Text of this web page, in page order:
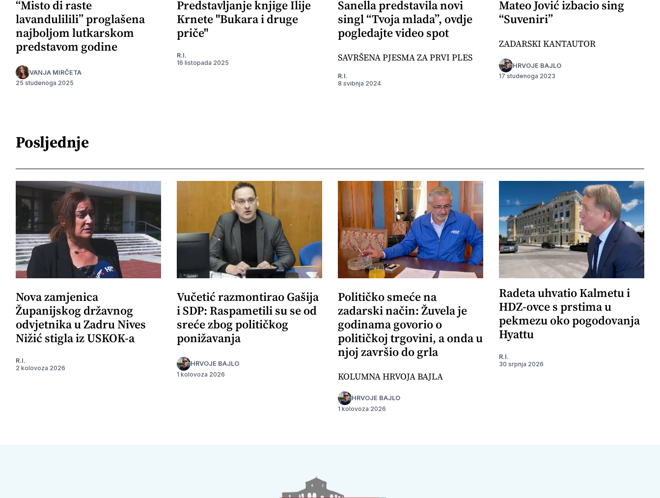
“Misto di raste
lavandulilili” proglašena
najboljom lutkarskom
predstavom godine
VANJA MIRČETA
25 studenoga 2025
Predstavljanje knjige Ilije
Krnete "Bukara i druge
priče"
R.I.
16 listopada 2025
Sanella predstavila novi
singl “Tvoja mlada”, ovdje
pogledajte video spot
SAVRŠENA PJESMA ZA PRVI PLES
R.I.
8 svibnja 2024
Mateo Jović izbacio sing
“Suveniri”
ZADARSKI KANTAUTOR
HRVOJE BAJLO
17 studenoga 2023
Posljednje
Nova zamjenica
Županijskog državnog
odvjetnika u Zadru Nives
Nižić stigla iz USKOK-a
R.I.
2 kolovoza 2026
Vučetić razmontirao Gašija
i SDP: Raspametili su se od
sreće zbog političkog
ponižavanja
HRVOJE BAJLO
1 kolovoza 2026
Političko smeće na
zadarski način: Žuvela je
godinama govorio o
političkoj trgovini, a onda u
njoj završio do grla
KOLUMNA HRVOJA BAJLA
HRVOJE BAJLO
1 kolovoza 2026
Radeta uhvatio Kalmetu i
HDZ-ovce s prstima u
pekmezu oko pogodovanja
Hyattu
R.I.
30 srpnja 2026